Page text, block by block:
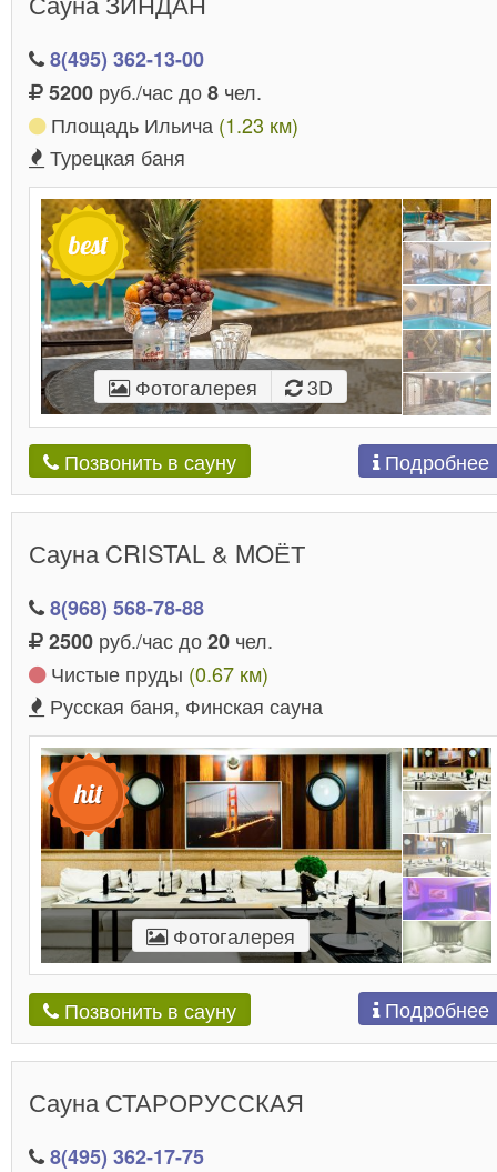
8(495) 362-13-00
5200 руб./час до8 чел.
Площадь Ильича (1.23 км)
Турецкая баня
Фотогалерея 3D
Позвонить в сауну Подробнее
Сауна CRISTAL & MOЁТ
8(968) 568-78-88
2500 руб./час до20 чел.
Чистые пруды (0.67 км)
Русская баня, Финская сауна
Фотогалерея
Позвонить в сауну Подробнее
Сауна СТАРОРУССКАЯ
8(495) 362-17-75